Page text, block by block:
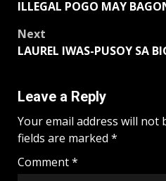
ILLEGAL POGO MAY
Next
LAUREL IWAS-PUSOY SA
Leave a Reply
Your email address will not
fields are marked *
Comment*